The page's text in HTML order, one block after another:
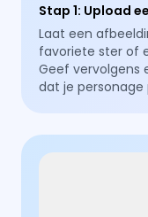
Stap 1: Upload
Laat een
favoriete ster of
Geef vervolgens
dat je